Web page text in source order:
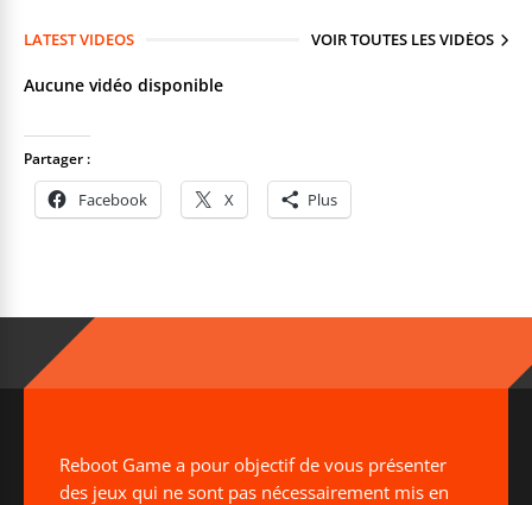
LATEST VIDEOS VOIR TOUTES LES VIDÉOS
Aucune vidéo disponible
Partager :
Facebook X Plus
Reboot Game a pour objectif de vous présenter
des jeux qui ne sont pas nécessairement mis en